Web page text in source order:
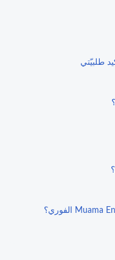
طلبيّتي